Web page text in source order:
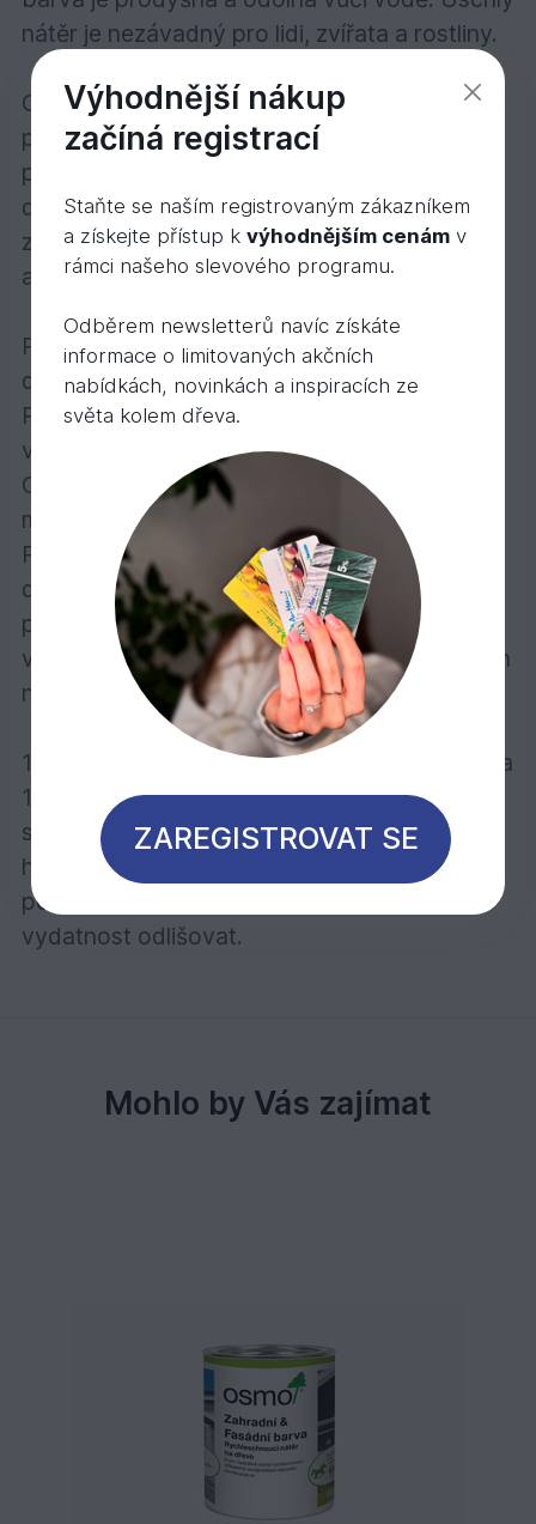
nátěr je nezávadný pro lidi, zvířata a rostliny.
Osmo Zahradní a Fasádní barva je vhodná
pro ošetření jakéhokoliv dřeva ve venkovním
prostředí: dřevěných fasád, balkónů,
dřevěných okenic, plotů, zahradních domků,
zahradního nábytku, parkovacích přístřešků
apod.
Počet nátěrů: u dřeva bez povrchové úpravy
dva nátěry.
První nátěr naneste v tenké vrstvě ve směru
vláken dřeva a důkladně rozetřete pomocí
Osmo plochého štětce nebo Osmo válečku z
mikrovlákna, popřípadě naneste nástřikem.
Ponechte schnout při dobrém větrání po
dobu 3 – 4 hodiny. Poté zaschnutý povrch
přebruste a proveďte druhý nátěr v tenké
vrstvě. Při renovacích postačí zpravidla jeden
nátěr.
1 litr výrobku vystačí při jednom nátěru na cca
16 m2. Vydatnost závisí do značné míry na
stavu dřeva. Uvedené hodnoty se vztahují na
hladké hoblované/broušené dřevěné
povrchy, u ostatních povrchů se může
vydatnost odlišovat.
Mohlo by Vás zajímat
Výhodnější nákup
začíná registrací
Staňte se naším registrovaným zákazníkem
a získejte přístup k výhodnějším cenámv
rámci našeho slevového programu.
Odběrem newsletterů navíc získáte
informace o limitovaných akčních
nabídkách, novinkách a inspiracích ze
světa kolem dřeva.
ZAREGISTROVAT SE